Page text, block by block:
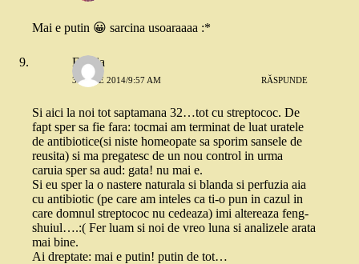
Mai e putin 😀 sarcina usoaraaaa :*
Emilia
3 IUNIE 2014/9:57 AM RĂSPUNDE
Si aici la noi tot saptamana 32…tot cu streptococ. De
fapt sper sa fie fara: tocmai am terminat de luat uratele
de antibiotice(si niste homeopate sa sporim sansele de
reusita) si ma pregatesc de un nou control in urma
caruia sper sa aud: gata! nu mai e.
Si eu sper la o nastere naturala si blanda si perfuzia aia
cu antibiotic (pe care am inteles ca ti-o pun in cazul in
care domnul streptococ nu cedeaza) imi altereaza feng-
shuiul….:( Fer luam si noi de vreo luna si analizele arata
mai bine.
Ai dreptate: mai e putin! putin de tot…